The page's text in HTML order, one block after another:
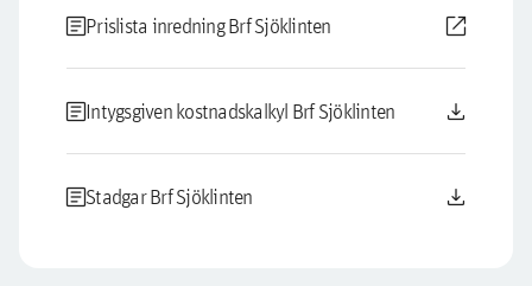
articlePrislista inredning Brf Sjöklinten open_in_new
articleIntygsgiven kostnadskalkyl Brf Sjöklinten download
articleStadgar Brf Sjöklinten download